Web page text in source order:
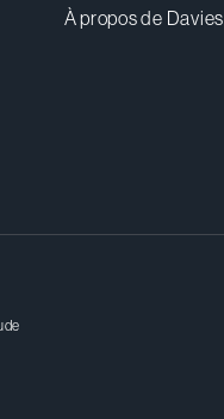
À propos de Davies